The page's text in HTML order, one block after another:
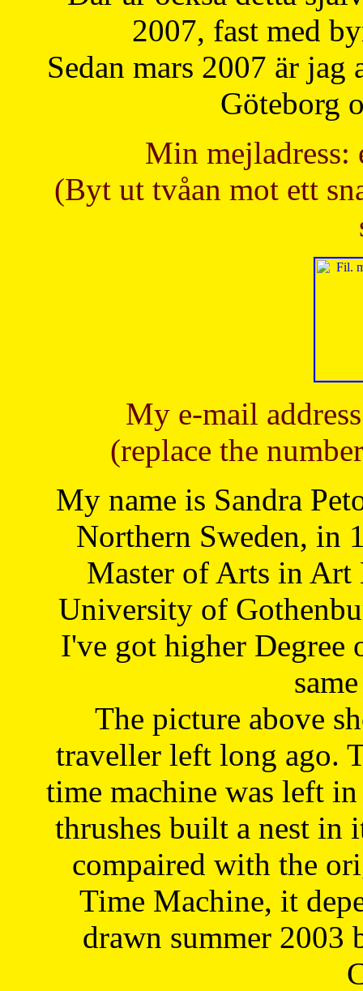
2007, fast med
Sedan mars 2007 är
Göteborg
Min mejladress:
(Byt ut tvåan mot ett
My e-mail
(replace the
My name is Sandra
Northern Sweden, in
Master of Arts in Art
University of
I've got higher Degree
The picture above
traveller left long ago.
time machine was left
thrushes built a nest in
compaired with the
Time Machine, it
drawn summer 2003